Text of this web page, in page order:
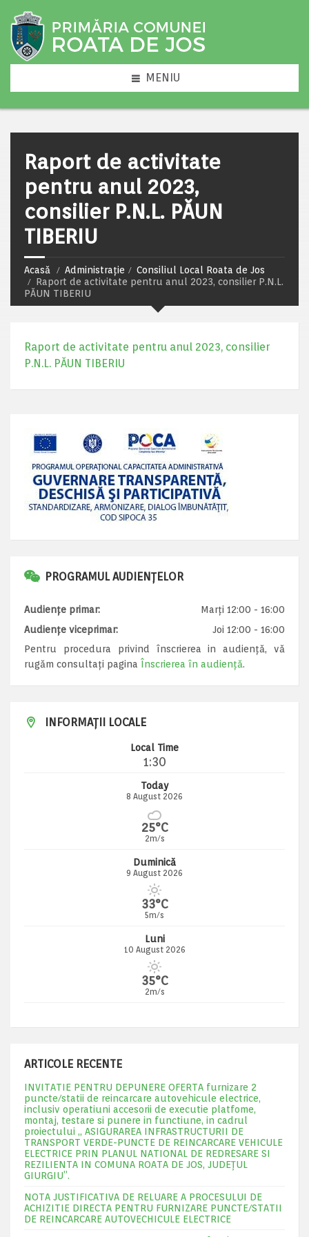
MENIU
Raport de activitate
pentru anul 2023,
consilier P.N.L. PĂUN
TIBERIU
Acasă Administrație
Consiliul Local Roata de Jos
Raport de activitate pentru anul 2023, consilier P.N.L.
PĂUN TIBERIU
Raport de activitate pentru anul 2023, consilier
P.N.L. PĂUN TIBERIU
PROGRAMUL AUDIENȚELOR
Audiențe primar:
Marți 12:00 - 16:00
Audiențe viceprimar:
Joi 12:00 - 16:00
Pentru procedura privind înscrierea in audiență, vă
rugăm consultați pagina Înscrierea în audiență.
INFORMAȚII LOCALE
Local Time
1:30
Today
8 August 2026
25°C
2m/s
Duminică
9 August 2026
33°C
5m/s
Luni
10 August 2026
35°C
2m/s
ARTICOLE RECENTE
INVITATIE PENTRU DEPUNERE OFERTA furnizare 2
puncte/statii de reincarcare autovehicule electrice,
inclusiv operatiuni accesorii de executie platfome,
montaj, testare si punere in functiune, in cadrul
proiectului „ ASIGURAREA INFRASTRUCTURII DE
TRANSPORT VERDE-PUNCTE DE REINCARCARE VEHICULE
ELECTRICE PRIN PLANUL NATIONAL DE REDRESARE SI
REZILIENTA IN COMUNA ROATA DE JOS, JUDEŢUL
GIURGIU”.
NOTA JUSTIFICATIVA DE RELUARE A PROCESULUI DE
ACHIZITIE DIRECTA PENTRU FURNIZARE PUNCTE/STATII
DE REINCARCARE AUTOVECHICULE ELECTRICE